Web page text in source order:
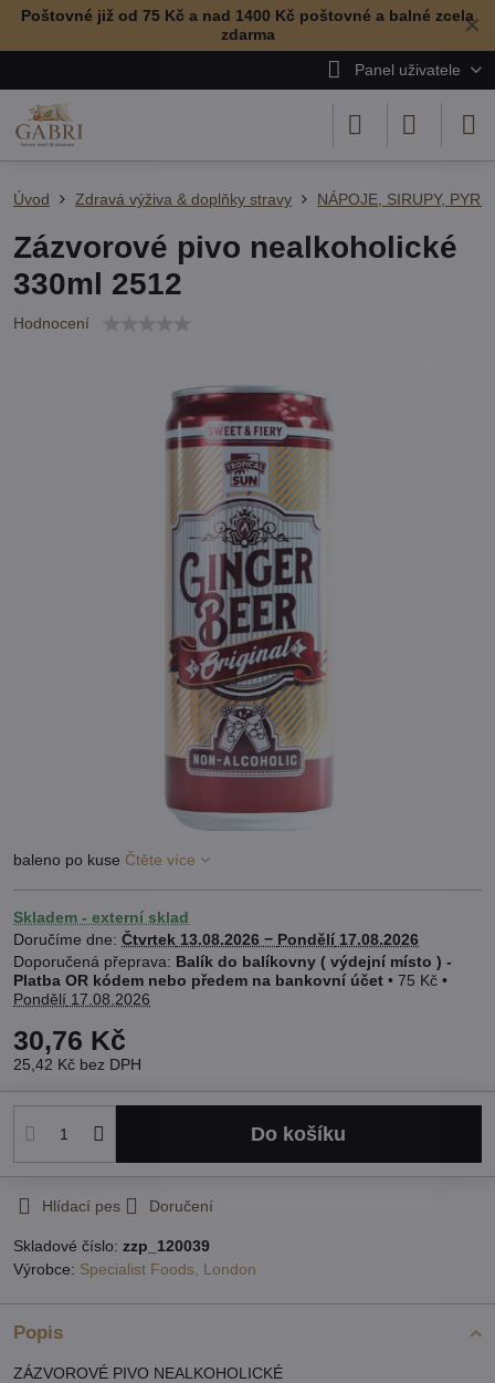
✕
Poštovné již od 75 Kč a nad 1400 Kč poštovné a balné zcela
zdarma
Panel uživatele
Úvod Zdravá výživa & doplňky stravy NÁPOJE, SIRUPY,
Zázvorové pivo nealkoholické
330ml 2512
Hodnocení
baleno po kuse Čtěte více
Skladem - externí sklad
Doručíme dne: Čtvrtek 13.08.2026 − Pondělí 17.08.2026
Balík do balíkovny ( výdejní místo ) -
Platba OR kódem nebo předem na bankovní účet • 75 Kč •
Pondělí 17.08.2026
30,76 Kč
25,42 Kč bez DPH
Do košíku
Hlídací pes Doručení
Skladové číslo: zzp_120039
Výrobce: Specialist Foods, London
Popis
ZÁZVOROVÉ PIVO NEALKOHOLICKÉ